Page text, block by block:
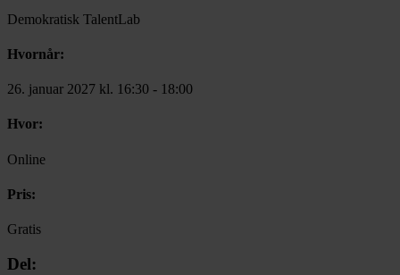
Demokratisk TalentLab
Hvornår:
26. januar 2027 kl. 16:30 - 18:00
Hvor:
Online
Pris:
Gratis
Del: